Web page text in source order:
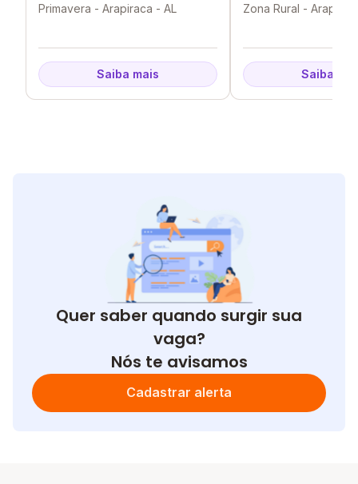
Primavera - Arapiraca - AL
Saiba mais
Zona Rural -
Saiba
Quer saber quando surgir sua
vaga?
Nós te avisamos
Cadastrar alerta